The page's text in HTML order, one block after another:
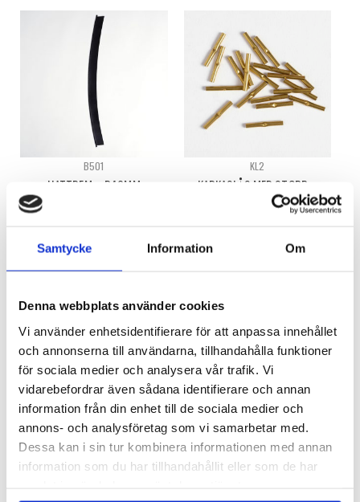
Samtycke Information Om
Denna webbplats använder cookies
Vi använder enhetsidentifierare för att anpassa innehållet
och annonserna till användarna, tillhandahålla funktioner
för sociala medier och analysera vår trafik. Vi
vidarebefordrar även sådana identifierare och annan
information från din enhet till de sociala medier och
annons- och analysföretag som vi samarbetar med.
Dessa kan i sin tur kombinera informationen med annan
information som du har tillhandahållit eller som de har
B501
HATTREM – B40MM
Logga in för att se pris
READ MORE
KL2
KARKASLÅS MED STOPP –
1.25MM
READ MORE
LITEN APPRETERINGSPENSEL
Logga in för att se pris
ÄGGJÄRN
Logga in för att se pris